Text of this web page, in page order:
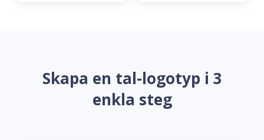
Skapa en tal-logotyp i 3
enkla steg